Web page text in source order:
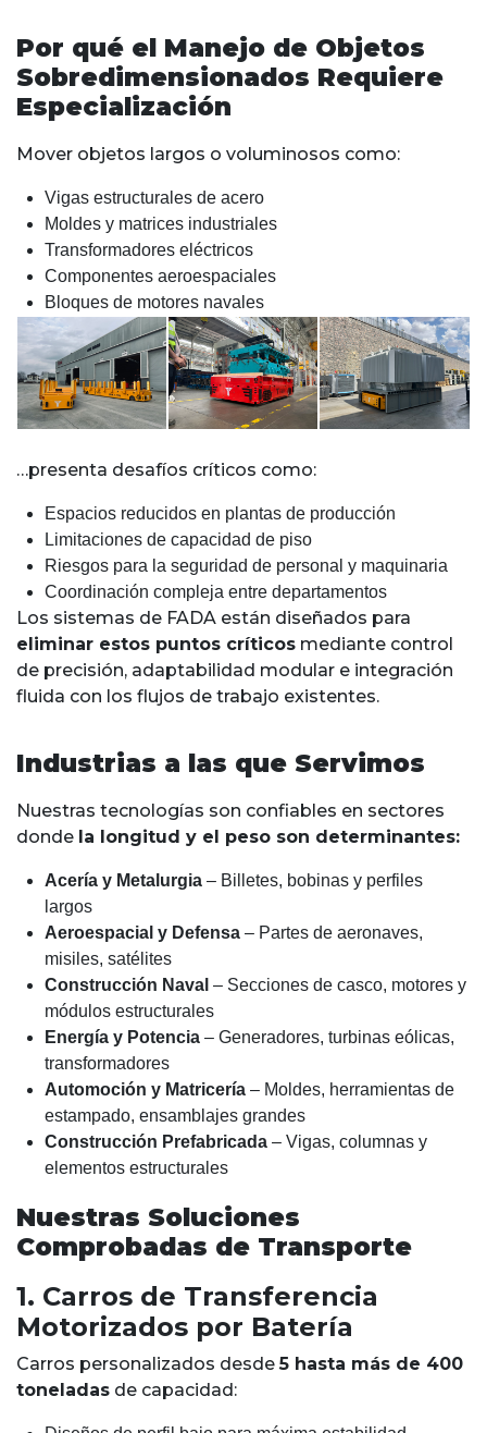
Por qué el Manejo de Objetos
Sobredimensionados Requiere
Especialización
Mover objetos largos o voluminosos como:
Vigas estructurales de acero
Moldes y matrices industriales
Transformadores eléctricos
Componentes aeroespaciales
Bloques de motores navales
…presenta desafíos críticos como:
Espacios reducidos en plantas de producción
Limitaciones de capacidad de piso
Riesgos para la seguridad de personal y maquinaria
Coordinación compleja entre departamentos
Los sistemas de FADA están diseñados para
eliminar estos puntos críticos mediante control
de precisión, adaptabilidad modular e integración
fluida con los flujos de trabajo existentes.
Industrias a las que Servimos
Nuestras tecnologías son confiables en sectores
donde la longitud y el peso son determinantes:
Acería y Metalurgia – Billetes, bobinas y perfiles
largos
Aeroespacial y Defensa – Partes de aeronaves,
misiles, satélites
Construcción Naval – Secciones de casco, motores y
módulos estructurales
Energía y Potencia – Generadores, turbinas eólicas,
transformadores
Automoción y Matricería – Moldes, herramientas de
estampado, ensamblajes grandes
Construcción Prefabricada – Vigas, columnas y
elementos estructurales
Nuestras Soluciones
Comprobadas de Transporte
1. Carros de Transferencia
Motorizados por Batería
Carros personalizados desde5 hasta más de 400
toneladas de capacidad: